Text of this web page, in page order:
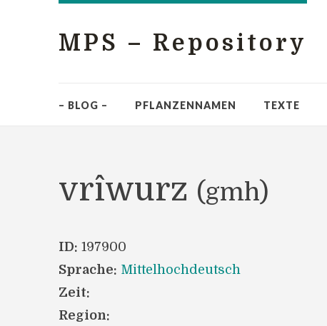
MPS – Repository
– BLOG – PFLANZENNAMEN TEXTE
vrîwurz (gmh)
ID: 197900
Sprache: Mittelhochdeutsch
Zeit:
Region: